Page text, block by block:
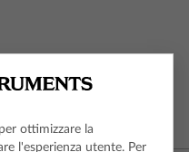
ottimizzare la
l'esperienza utente. Per